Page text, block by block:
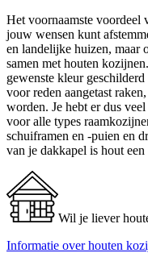
Het voornaamste voordeel
jouw wensen kunt
en landelijke huizen, maar
samen met houten
gewenste kleur
voor reden aangetast
worden. Je hebt er dus
voor alle types
schuiframen en -puien en
van je dakkapel is hout
Wil je liever
Informatie over houten